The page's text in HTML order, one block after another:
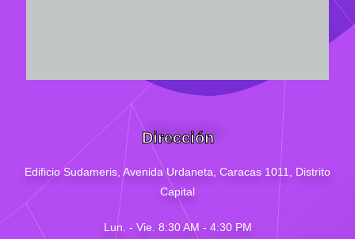
Dirección
Edificio Sudameris, Avenida Urdaneta, Caracas 1011, Distrito
Capital
Lun. - Vie. 8:30 AM - 4:30 PM